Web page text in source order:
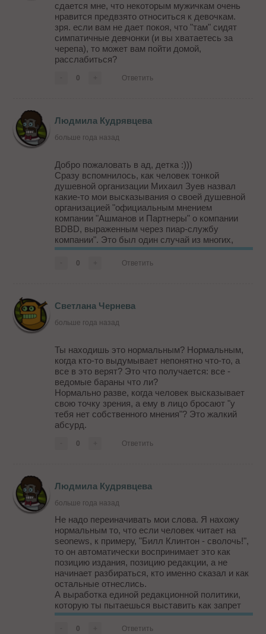
сдается мне, что некоторым мужичкам очень
нравится предвзято относиться к девочкам.
зря. если вам не дает покоя, что "там" сидят
симпатичные девчонки (и вы хватаетесь за
черепа), то может вам пойти домой,
расслабиться?
0 Ответить
Людмила Кудрявцева
больше года назад
Добро пожаловать в ад, детка :)))
Сразу вспомнилось, как человек тонкой
душевной организации Михаил Зуев назвал
какие-то мои высказывания о своей душевной
организацией "официальным мнением
компании "Ашманов и Партнеры" о компании
BDBD, выраженным через пиар-службу
компании". Это был один случай из многих,
конечно, но ржала я над ним просто до слёз -
никто еще не исполнял этот старый дешевый
0 Ответить
Светлана Чернева
больше года назад
Ты находишь это нормальным? Нормальным,
когда кто-то выдумывает непонятно что-то, а
все в это верят? Это что получается: все -
ведомые бараны что ли?
Нормально разве, когда человек высказывает
свою точку зрения, а ему в лицо бросают "у
тебя нет собственного мнения"? Это жалкий
абсурд.
0 Ответить
Людмила Кудрявцева
больше года назад
Не надо переиначивать мои слова. Я нахожу
нормальным то, что если человек читает на
seonews, к примеру, "Билл Клинтон - сволочь!",
то он автоматически воспринимает это как
позицию издания, позицию редакции, а не
начинает разбираться, кто именно сказал и как
остальные отнеслись.
А выработка единой редакционной политики,
которую ты пытаешься выставить как запрет
думать самостоятельно, - это жизненно важно
для издания. Издание должно чётко знать, что
0 Ответить